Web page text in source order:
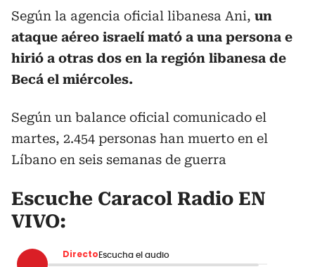
Según la agencia oficial libanesa Ani, un
ataque aéreo israelí mató a una persona e
hirió a otras dos en la región libanesa de
Becá el miércoles.
Según un balance oficial comunicado el
martes, 2.454 personas han muerto en el
Líbano en seis semanas de guerra
Escuche Caracol Radio EN
VIVO:
Directo Escucha el audio